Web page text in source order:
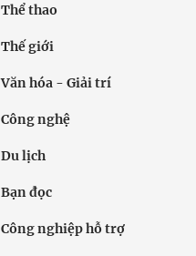
Thể thao
Thế giới
Văn hóa - Giải trí
Công nghệ
Du lịch
Bạn đọc
Công nghiệp hỗ trợ